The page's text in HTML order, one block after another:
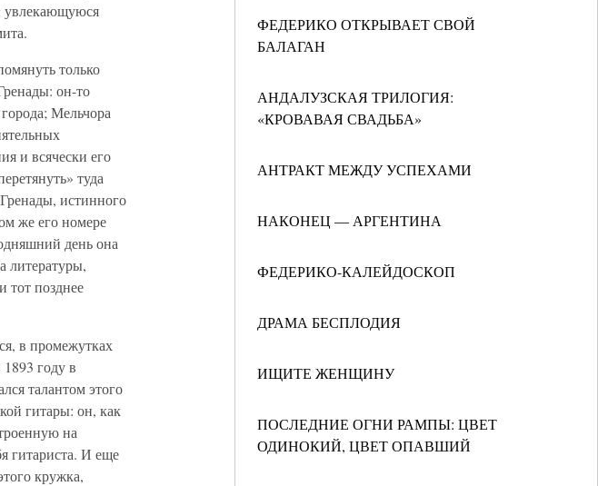
ФЕДЕРИКО ОТКРЫВАЕТ СВОЙ
БАЛАГАН
АНДАЛУЗСКАЯ ТРИЛОГИЯ:
«КРОВАВАЯ СВАДЬБА»
АНТРАКТ МЕЖДУ УСПЕХАМИ
НАКОНЕЦ — АРГЕНТИНА
ФЕДЕРИКО-КАЛЕЙДОСКОП
ДРАМА БЕСПЛОДИЯ
ИЩИТЕ ЖЕНЩИНУ
ПОСЛЕДНИЕ ОГНИ РАМПЫ: ЦВЕТ
ОДИНОКИЙ, ЦВЕТ ОПАВШИЙ
увлекающуюся
только
он-то
Мельчора
и всячески его
туда
истинного
же его номере
день она
литературы,
тот позднее
в промежутках
году в
талантом этого
гитары: он, как
на
гитариста. И еще
кружка,